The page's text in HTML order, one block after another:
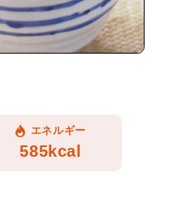
エネルギー
585kcal